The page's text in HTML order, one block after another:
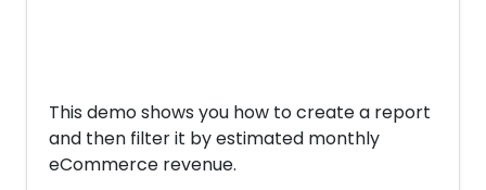
This demo shows you how to create a report
and then filter it by estimated monthly
eCommerce revenue.